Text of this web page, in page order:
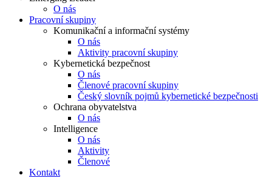
O nás
Pracovní skupiny
Komunikační a informační systémy
O nás
Aktivity pracovní skupiny
Kybernetická bezpečnost
O nás
Členové pracovní skupiny
Český slovník pojmů kybernetické bezpečnosti
Ochrana obyvatelstva
O nás
Intelligence
O nás
Aktivity
Členové
Kontakt